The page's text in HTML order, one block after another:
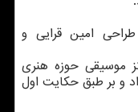
امین قرایی و
موسیقی حوزه هنری
و بر طبق حکایت اول